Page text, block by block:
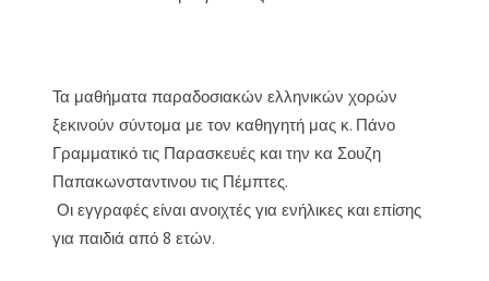
Τα μαθήματα παραδοσιακών ελληνικών χορών
ξεκινούν σύντομα με τον καθηγητή μας κ. Πάνο
Γραμματικό τις Παρασκευές και την κα Σουζη
Παπακωνσταντινου τις Πέμπτες.
Οι εγγραφές είναι ανοιχτές για ενήλικες και επίσης
για παιδιά από 8 ετών.